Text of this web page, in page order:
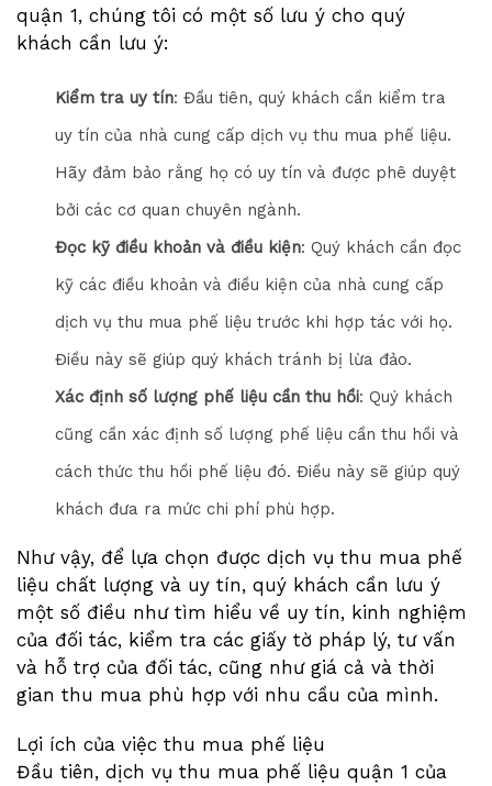
quận 1, chúng tôi có một số lưu ý cho quý
khách cần lưu ý:
Kiểm tra uy tín: Đầu tiên, quý khách cần kiểm tra
uy tín của nhà cung cấp dịch vụ thu mua phế liệu.
Hãy đảm bảo rằng họ có uy tín và được phê duyệt
bởi các cơ quan chuyên ngành.
Đọc kỹ điều khoản và điều kiện: Quý khách cần đọc
kỹ các điều khoản và điều kiện của nhà cung cấp
dịch vụ thu mua phế liệu trước khi hợp tác với họ.
Điều này sẽ giúp quý khách tránh bị lừa đảo.
Xác định số lượng phế liệu cần thu hồi: Quý khách
cũng cần xác định số lượng phế liệu cần thu hồi và
cách thức thu hồi phế liệu đó. Điều này sẽ giúp quý
khách đưa ra mức chi phí phù hợp.
Như vậy, để lựa chọn được dịch vụ thu mua phế
liệu chất lượng và uy tín, quý khách cần lưu ý
một số điều như tìm hiểu về uy tín, kinh nghiệm
của đối tác, kiểm tra các giấy tờ pháp lý, tư vấn
và hỗ trợ của đối tác, cũng như giá cả và thời
gian thu mua phù hợp với nhu cầu của mình.
Lợi ích của việc thu mua phế liệu
Đầu tiên, dịch vụ thu mua phế liệu quận 1 của